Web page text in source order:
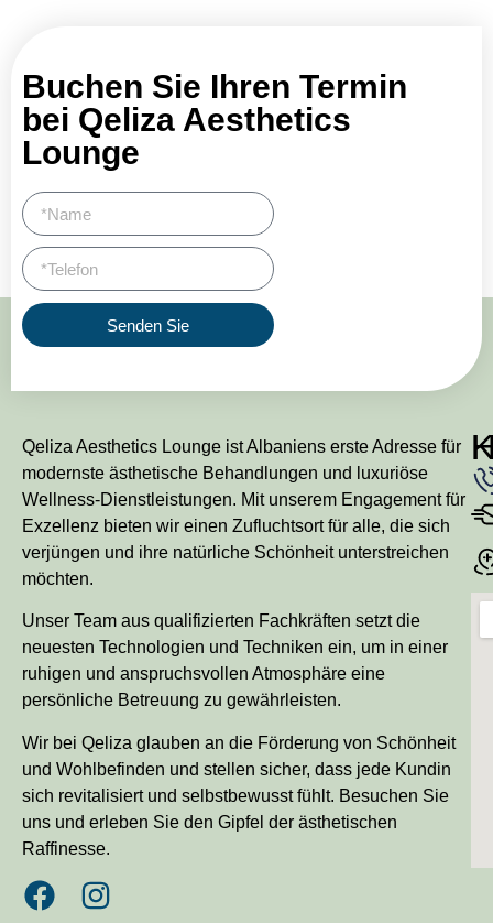
Buchen Sie Ihren Termin
bei Qeliza Aesthetics
Lounge
Senden Sie
Qeliza Aesthetics Lounge ist Albaniens erste Adresse für
modernste ästhetische Behandlungen und luxuriöse
Wellness-Dienstleistungen. Mit unserem Engagement für
Exzellenz bieten wir einen Zufluchtsort für alle, die sich
verjüngen und ihre natürliche Schönheit unterstreichen
möchten.
Unser Team aus qualifizierten Fachkräften setzt die
neuesten Technologien und Techniken ein, um in einer
ruhigen und anspruchsvollen Atmosphäre eine
persönliche Betreuung zu gewährleisten.
Wir bei Qeliza glauben an die Förderung von Schönheit
und Wohlbefinden und stellen sicher, dass jede Kundin
sich revitalisiert und selbstbewusst fühlt. Besuchen Sie
uns und erleben Sie den Gipfel der ästhetischen
Raffinesse.